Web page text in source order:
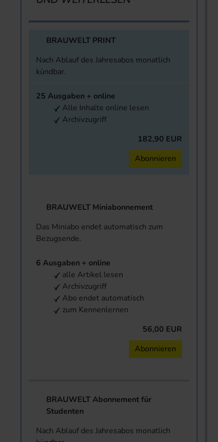
BRAUWELT PRINT
Nach Ablauf des Jahresabos monatlich
kündbar.
25 Ausgaben + online
Alle Inhalte online lesen
Archivzugriff
182,90 EUR
Abonnieren
BRAUWELT Miniabonnement
Das Miniabo endet automatisch zum
Bezugsende.
6 Ausgaben + online
alle Artikel lesen
Archivzugriff
Abo endet automatisch
zum Kennenlernen
56,00 EUR
Abonnieren
BRAUWELT Abonnement für
Studenten
Nach Ablauf des Jahresabos monatlich